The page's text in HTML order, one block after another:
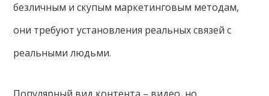
безличным и скупым маркетинговым методам,
они требуют установления реальных связей с
реальными людьми.